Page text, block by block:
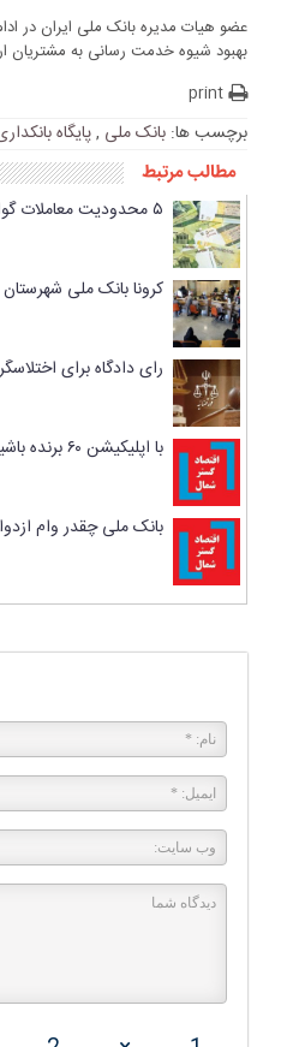
عضو هیات مدیره بانک ملی ایران در
بهبود شیوه خدمت رسانی به مشتریان
print
برچسب ها:بانک ملی ,پایگاه
مطالب مرتبط
۵ محدودیت‌ معاملات گواهی حق‌تقدم تسهیلات مسکن بانک مسکن و ملی
کرونا بانک ملی شهرستان
رای دادگاه برای
با اپلیکیشن ۶۰ برنده باشید!
بانک ملی چقدر وام